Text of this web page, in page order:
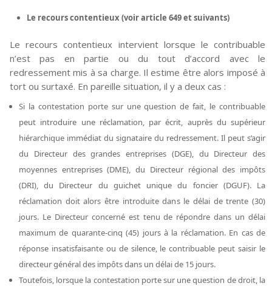
Le recours contentieux (voir article 649 et suivants)
Le recours contentieux intervient lorsque le contribuable
n’est pas en partie ou du tout d’accord avec le
redressement mis à sa charge. Il estime être alors imposé à
tort ou surtaxé. En pareille situation, il y a deux cas :
Si la contestation porte sur une question de fait, le contribuable
peut introduire une réclamation, par écrit, auprès du supérieur
hiérarchique immédiat du signataire du redressement. Il peut s’agir
du Directeur des grandes entreprises (DGE), du Directeur des
moyennes entreprises (DME), du Directeur régional des impôts
(DRI), du Directeur du guichet unique du foncier (DGUF). La
réclamation doit alors être introduite dans le délai de trente (30)
jours. Le Directeur concerné est tenu de répondre dans un délai
maximum de quarante-cinq (45) jours à la réclamation. En cas de
réponse insatisfaisante ou de silence, le contribuable peut saisir le
directeur général des impôts dans un délai de 15 jours.
Toutefois, lorsque la contestation porte sur une question de droit, la